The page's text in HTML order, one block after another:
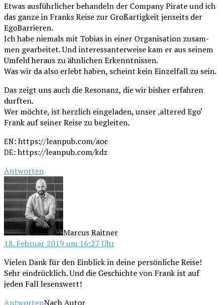
Etwas aus­führ­li­cher behan­deln der Com­pa­ny Pira­te und ich
das gan­ze in Franks Rei­se zur Groß­ar­tig­keit jen­seits der
EgoBarrieren.
Ich habe nie­mals mit Tobi­as in einer Orga­ni­sa­ti­on zusam­
men gear­bei­tet. Und inter­es­san­ter­wei­se kam er aus sei­nem
Umfeld her­aus zu ähn­li­chen Erkenntnissen.
Was wir da also erlebt haben, scheint kein Ein­zel­fall zu sein.
Das zeigt uns auch die Reso­nanz, die wir bis­her erfah­ren
durften.
Wer möch­te, ist herz­lich ein­ge­la­den, unser ‚alte­red Ego‘
Frank auf sei­ner Rei­se zu begleiten.
EN: https://leanpub.com/aoc
DE: https://leanpub.com/kdz
Antworten
Marcus Raitner
18. Februar 2019 um 16:27 Uhr
Vie­len Dank für den Ein­blick in dei­ne per­sön­li­che Rei­se!
Sehr ein­drück­lich. Und die Geschich­te von Frank ist auf
jeden Fall lesenswert!
AntwortenNach Autor